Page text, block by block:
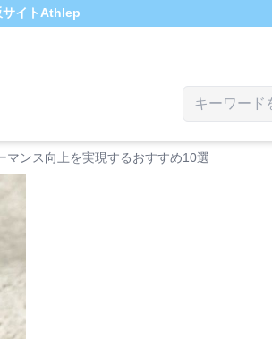
イト Athlep
マンス向上を実現するおすすめ10選